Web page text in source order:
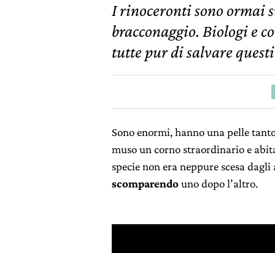
I rinoceronti sono ormai
bracconaggio. Biologi e
tutte pur di salvare
Sono enormi, hanno una pelle
muso un corno straordinario e
specie non era neppure scesa
scomparendouno dopo l’altro.